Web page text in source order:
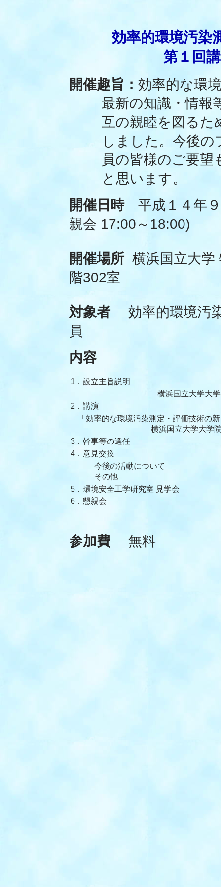
効率的環境汚染
第１回
開催趣旨： 効率的な環
最新の知識・情報
互の親睦を図るた
しました。今後
員の皆様のご要望
と思います。
開催日時平成１４年
親会 17:00～18:00)
開催場所 横浜国立大学
階302室
対象者 効率的環境汚
員
内容
1．設立主旨説明
横浜国立大学大学院
2．講演
「効率的な環境汚染測定・評価技術の
横浜国立大学大学院
3．幹事等の選任
4．意見交換
今後の活動について
その他
5．環境安全工学研究室 見学会
6．懇親会
参加費 無料